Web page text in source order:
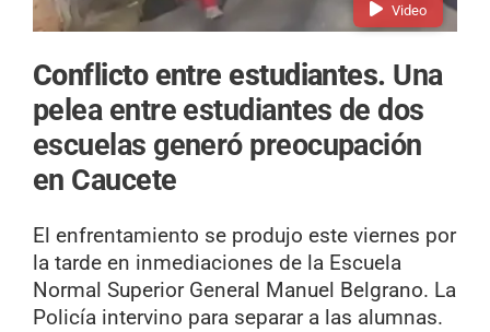
Video
Conflicto entre estudiantes. Una
pelea entre estudiantes de dos
escuelas generó preocupación
en Caucete
El enfrentamiento se produjo este viernes por
la tarde en inmediaciones de la Escuela
Normal Superior General Manuel Belgrano. La
Policía intervino para separar a las alumnas.